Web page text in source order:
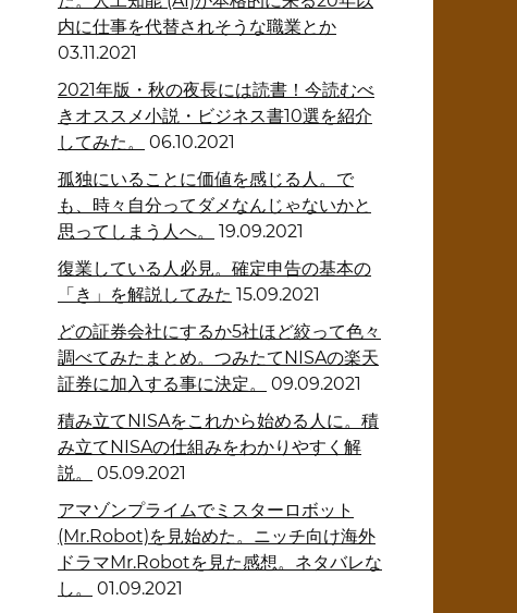
内に仕事を代替されそうな職業とか
03.11.2021
2021年版・秋の夜長には読書！今読むべ
きオススメ小説・ビジネス書10選を紹介
してみた。
06.10.2021
孤独にいることに価値を感じる人。で
も、時々自分ってダメなんじゃないかと
思ってしまう人へ。
19.09.2021
復業している人必見。確定申告の基本の
「き」を解説してみた 15.09.2021
どの証券会社にするか5社ほど絞って色々
調べてみたまとめ。つみたてNISAの楽天
証券に加入する事に決定。
09.09.2021
積み立てNISAをこれから始める人に。積
み立てNISAの仕組みをわかりやすく解
説。
05.09.2021
アマゾンプライムでミスターロボット
(Mr.Robot)を見始めた。ニッチ向け海外
ドラマMr.Robotを見た感想。ネタバレな
し。
01.09.2021